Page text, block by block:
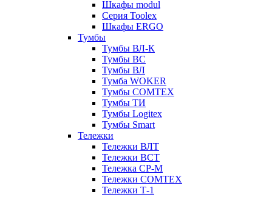
Шкафы modul
Серия Toolex
Шкафы ERGO
Тумбы
Тумбы ВЛ-К
Тумбы ВС
Тумбы ВЛ
Тумба WOKER
Тумбы COMTEX
Тумбы ТИ
Тумбы Logitex
Тумбы Smart
Тележки
Тележки ВЛТ
Тележки ВСТ
Тележка СР-М
Тележки COMTEX
Тележки Т-1